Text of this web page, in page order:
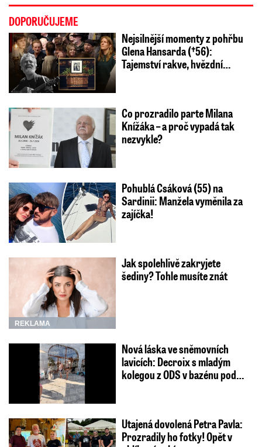
DOPORUČUJEME
Nejsilnější momenty z pohřbu
Glena Hansarda (†56):
Tajemství rakve, hvězdní…
Co prozradilo parte Milana
Knížáka – a proč vypadá tak
nezvykle?
Pohublá Csáková (55) na
Sardinii: Manžela vyměnila za
zajíčka!
REKLAMA
Jak spolehlivě zakryjete
šediny? Tohle musíte znát
Nová láska ve sněmovních
lavicích: Decroix s mladým
kolegou z ODS v bazénu pod…
Utajená dovolená Petra Pavla:
Prozradily ho fotky! Opět v